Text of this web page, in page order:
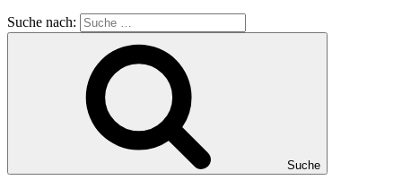
Suche nach:
Suche